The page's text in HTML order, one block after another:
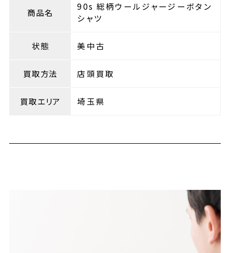
商品名
90s 総柄ウールジャージーボタン
シャツ
状態 美中古
買取方法 店頭買取
買取エリア 埼玉県